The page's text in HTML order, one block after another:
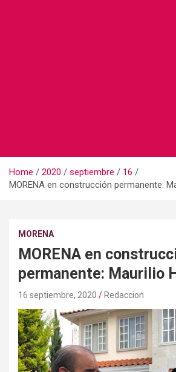
Home 2020 septiembre
16
MORENA en construcción permanente:
MORENA
MORENA en
permanente: Maurilio
16 septiembre, 2020 Redaccion